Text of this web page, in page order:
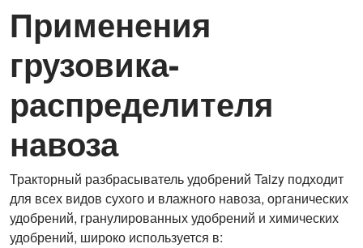
Применения
грузовика-
распределителя
навоза
Тракторный разбрасыватель удобрений Taizy подходит
для всех видов сухого и влажного навоза, органических
удобрений, гранулированных удобрений и химических
удобрений, широко используется в: